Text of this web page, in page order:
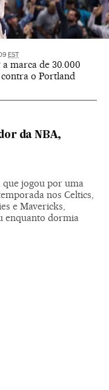
EST
marca de 30.000
o Portland
da NBA,
que jogou por uma
nos Celtics,
e Mavericks,
enquanto dormia